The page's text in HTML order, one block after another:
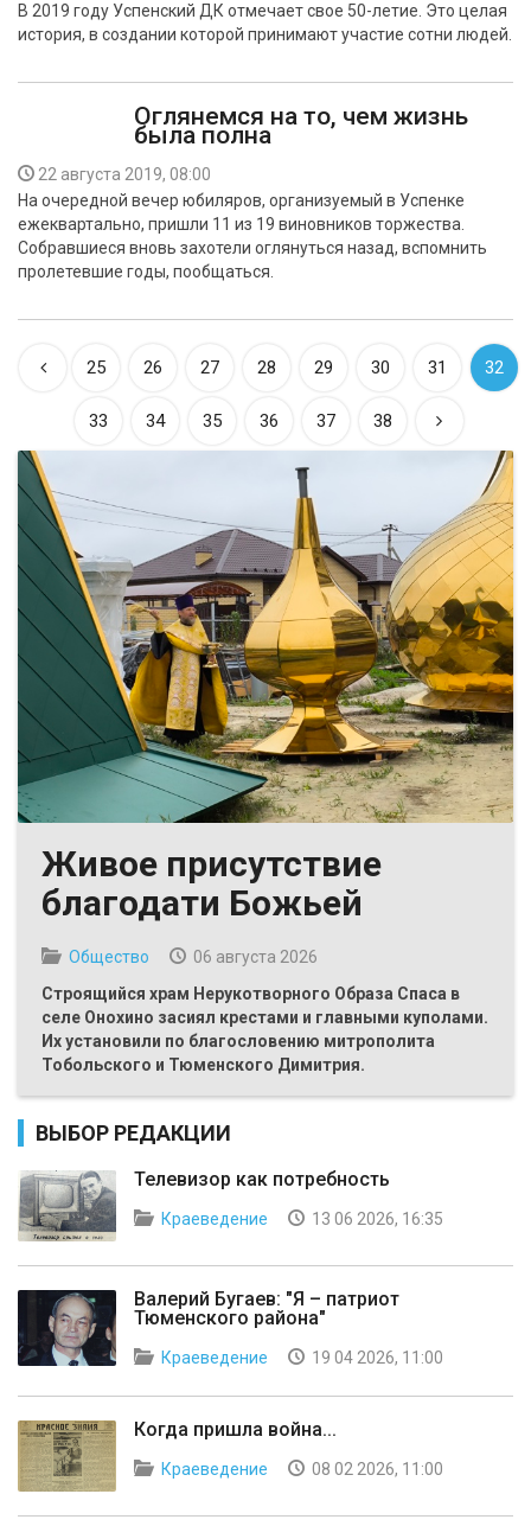
В 2019 году Успенский ДК отмечает свое 50-летие. Это целая
история, в создании которой принимают участие сотни людей.
Оглянемся на то, чем жизнь
была полна
22 августа 2019, 08:00
На очередной вечер юбиляров, организуемый в Успенке
ежеквартально, пришли 11 из 19 виновников торжества.
Собравшиеся вновь захотели оглянуться назад, вспомнить
пролетевшие годы, пообщаться.
25 26 27 28 29 30 31 32
33 34 35 36 37 38
Живое присутствие
благодати Божьей
Общество
06 августа 2026
Строящийся храм Нерукотворного Образа Спаса в
селе Онохино засиял крестами и главными куполами.
Их установили по благословению митрополита
Тобольского и Тюменского Димитрия.
ВЫБОР РЕДАКЦИИ
Телевизор как потребность
Краеведение 13 06 2026, 16:35
Валерий Бугаев: "Я – патриот
Тюменского района"
Краеведение 19 04 2026, 11:00
Когда пришла война...
Краеведение 08 02 2026, 11:00